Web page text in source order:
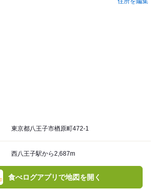
東京都八王子市楢原町472-1
西八王子駅から2,687m
食べログアプリで地図を開く